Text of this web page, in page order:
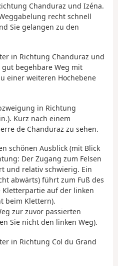
Chanduraz und Izéna.
recht schnell
Sie gelangen zu den
in Richtung Chanduraz und
gut begehbare Weg mit
einer weiteren Hochebene
in Richtung
Kurz nach einem
de Chanduraz zu sehen.
schönen Ausblick (mit Blick
Der Zugang zum Felsen
und relativ schwierig. Ein
abwärts) führt zum Fuß des
Kletterpartie auf der linken
beim Klettern).
zur zuvor passierten
Sie nicht den linken Weg).
in Richtung Col du Grand